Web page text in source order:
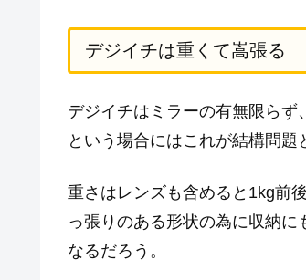
デジイチは重くて嵩張る
デジイチはミラーの有無限らず
という場合にはこれが結構問題
重さはレンズも含めると1kg前
っ張りのある形状の為に収納
なるだろう。